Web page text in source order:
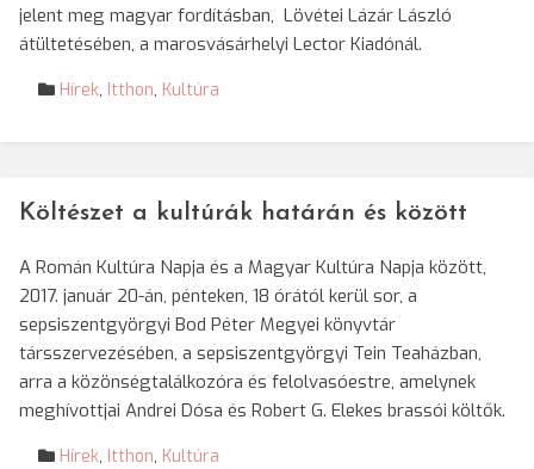
jelent meg magyar fordításban, Lövétei Lázár László
átültetésében, a marosvásárhelyi Lector Kiadónál.
Hírek, Itthon, Kultúra
Költészet a kultúrák határán és között
A Román Kultúra Napja és a Magyar Kultúra Napja között,
2017. január 20-án, pénteken, 18 órától kerül sor, a
sepsiszentgyörgyi Bod Péter Megyei könyvtár
társszervezésében, a sepsiszentgyörgyi Tein Teaházban,
arra a közönségtalálkozóra és felolvasóestre, amelynek
meghívottjai Andrei Dósa és Robert G. Elekes brassói költők.
Hírek, Itthon, Kultúra